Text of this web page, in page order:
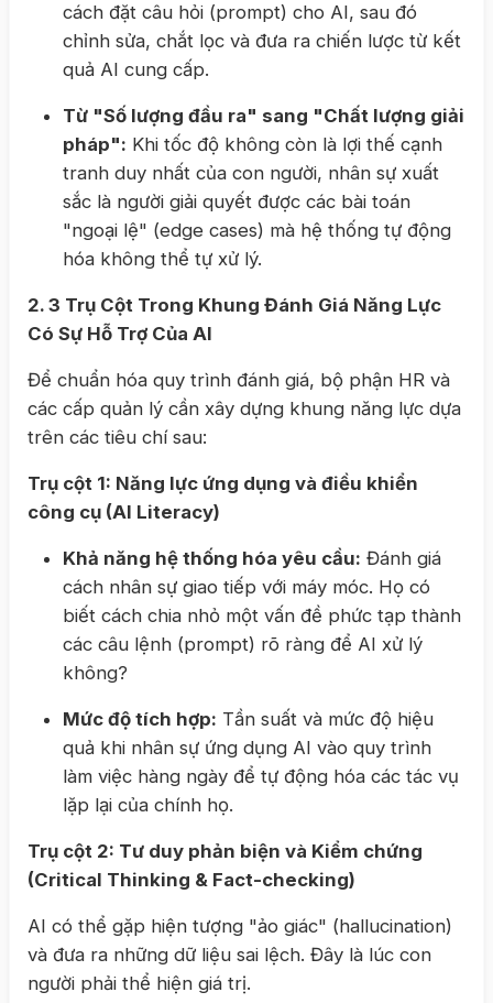
cách đặt câu hỏi (prompt) cho AI, sau đó
chỉnh sửa, chắt lọc và đưa ra chiến lược từ kết
quả AI cung cấp.
Từ "Số lượng đầu ra" sang "Chất lượng giải
pháp": Khi tốc độ không còn là lợi thế cạnh
tranh duy nhất của con người, nhân sự xuất
sắc là người giải quyết được các bài toán
"ngoại lệ" (edge cases) mà hệ thống tự động
hóa không thể tự xử lý.
2. 3 Trụ Cột Trong Khung Đánh Giá Năng Lực
Có Sự Hỗ Trợ Của AI
Để chuẩn hóa quy trình đánh giá, bộ phận HR và
các cấp quản lý cần xây dựng khung năng lực dựa
trên các tiêu chí sau:
Trụ cột 1: Năng lực ứng dụng và điều khiển
công cụ (AI Literacy)
Khả năng hệ thống hóa yêu cầu: Đánh giá
cách nhân sự giao tiếp với máy móc. Họ có
biết cách chia nhỏ một vấn đề phức tạp thành
các câu lệnh (prompt) rõ ràng để AI xử lý
không?
Mức độ tích hợp: Tần suất và mức độ hiệu
quả khi nhân sự ứng dụng AI vào quy trình
làm việc hàng ngày để tự động hóa các tác vụ
lặp lại của chính họ.
Trụ cột 2: Tư duy phản biện và Kiểm chứng
(Critical Thinking & Fact-checking)
AI có thể gặp hiện tượng "ảo giác" (hallucination)
và đưa ra những dữ liệu sai lệch. Đây là lúc con
người phải thể hiện giá trị.